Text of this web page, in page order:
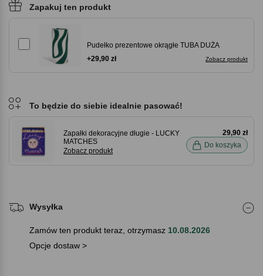
Zapakuj ten produkt
Pudełko prezentowe okrągłe TUBA DUŻA
Zobacz produkt
+29,90 zł
To będzie do siebie idealnie pasować!
Zapałki dekoracyjne długie - LUCKY
MATCHES
Zobacz produkt
29,90 zł
Do koszyka
Wysyłka
Zamów ten produkt teraz, otrzymasz 10.08.2026
Opcje dostaw >